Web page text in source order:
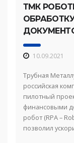
ТМК
10.09.2021
Трубная
российская
пилотный
финансовыми
робот (RPA –
позволил